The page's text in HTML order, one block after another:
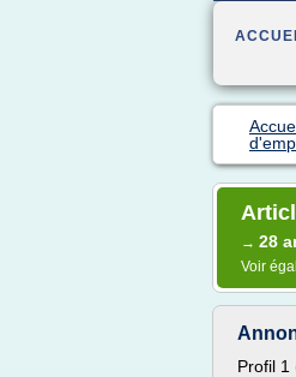
→ 28
Voir
Profil 1